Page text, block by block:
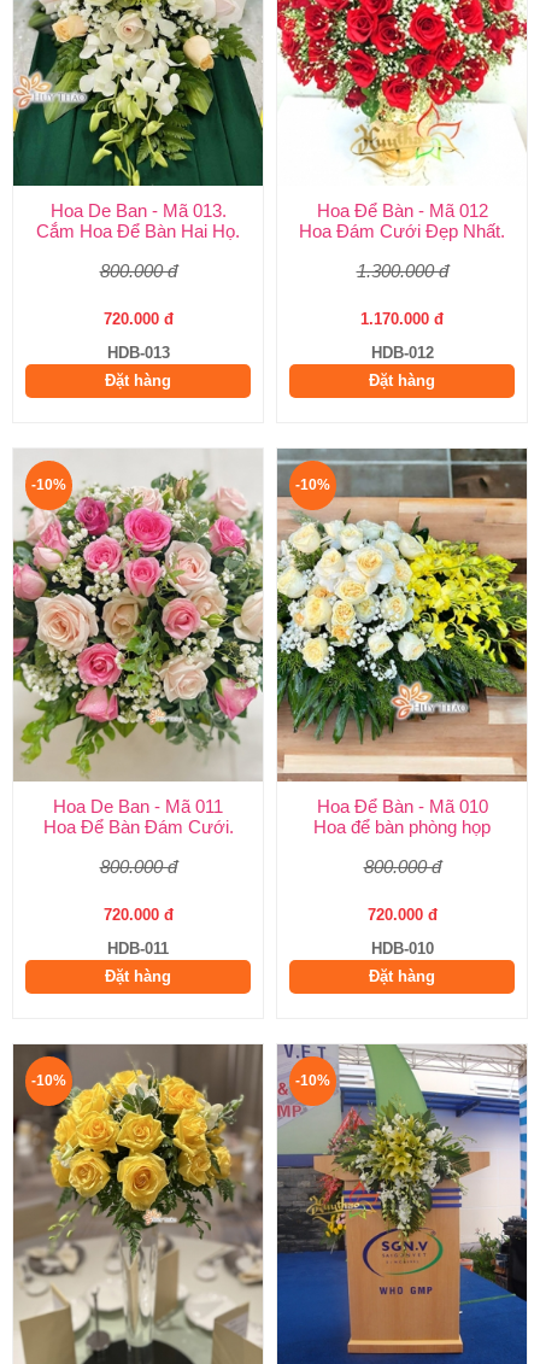
Hoa De Ban - Mã 013.
Cắm Hoa Để Bàn Hai Họ.
800.000 đ
720.000 đ
HDB-013
Đặt hàng
Hoa Để Bàn - Mã 012
Hoa Đám Cưới Đẹp Nhất.
1.300.000 đ
1.170.000 đ
HDB-012
Đặt hàng
-10%
Hoa De Ban - Mã 011
Hoa Để Bàn Đám Cưới.
800.000 đ
720.000 đ
HDB-011
Đặt hàng
-10%
Hoa Để Bàn - Mã 010
Hoa để bàn phòng họp
800.000 đ
720.000 đ
HDB-010
Đặt hàng
-10% -10%